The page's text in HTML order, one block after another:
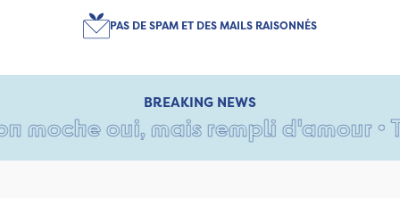
PAS DE SPAM ET DES MAILS RAISONNÉS
BREAKING NEWS
oui, mais rempli d'amour •